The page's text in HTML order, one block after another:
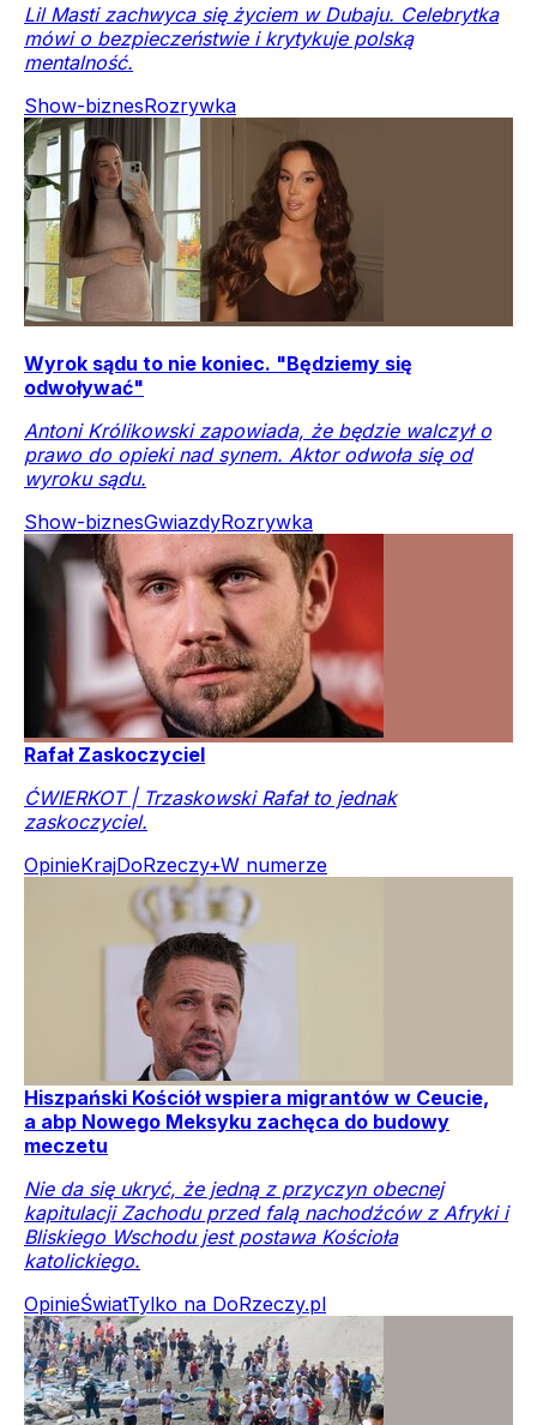
Lil Masti zachwyca się życiem w Dubaju. Celebrytka
mówi o bezpieczeństwie i krytykuje polską
mentalność.
Show-biznesRozrywka
Wyrok sądu to nie koniec. "Będziemy się
odwoływać"
Antoni Królikowski zapowiada, że będzie walczył o
prawo do opieki nad synem. Aktor odwoła się od
wyroku sądu.
Show-biznesGwiazdyRozrywka
Rafał Zaskoczyciel
ĆWIERKOT | Trzaskowski Rafał to jednak
zaskoczyciel.
OpinieKrajDoRzeczy+W numerze
Hiszpański Kościół wspiera migrantów w Ceucie,
a abp Nowego Meksyku zachęca do budowy
meczetu
Nie da się ukryć, że jedną z przyczyn obecnej
kapitulacji Zachodu przed falą nachodźców z Afryki i
Bliskiego Wschodu jest postawa Kościoła
katolickiego.
OpinieŚwiatTylko na DoRzeczy.pl